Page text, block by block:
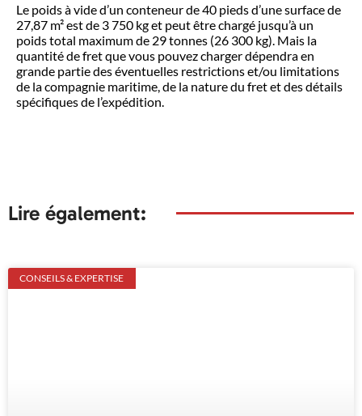
Le poids à vide d’un conteneur de 40 pieds d’une surface de
27,87 m² est de 3 750 kg et peut être chargé jusqu’à un
poids total maximum de 29 tonnes (26 300 kg). Mais la
quantité de fret que vous pouvez charger dépendra en
grande partie des éventuelles restrictions et/ou limitations
de la compagnie maritime, de la nature du fret et des détails
spécifiques de l’expédition.
Lire également:
CONSEILS & EXPERTISE